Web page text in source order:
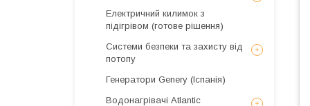
Електричний килимок з
підігрівом (готове рішення)
Системи безпеки та захисту від
потопу
Генератори Genery (Іспанія)
Водонагрівачі Atlantic